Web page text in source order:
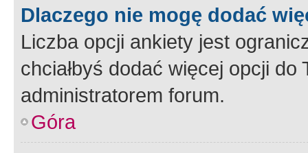
Dlaczego nie mogę dodać
Liczba opcji ankiety jest
chciałbyś dodać więcej opcji
administratorem forum.
Góra